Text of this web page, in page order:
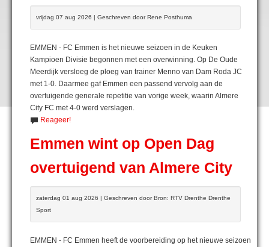
vrijdag 07 aug 2026 | Geschreven door Rene Posthuma
EMMEN - FC Emmen is het nieuwe seizoen in de Keuken
Kampioen Divisie begonnen met een overwinning. Op De Oude
Meerdijk versloeg de ploeg van trainer Menno van Dam Roda JC
met 1-0. Daarmee gaf Emmen een passend vervolg aan de
overtuigende generale repetitie van vorige week, waarin Almere
City FC met 4-0 werd verslagen.
Reageer!
Emmen wint op Open Dag
overtuigend van Almere City
zaterdag 01 aug 2026 | Geschreven door Bron: RTV Drenthe Drenthe
Sport
EMMEN - FC Emmen heeft de voorbereiding op het nieuwe seizoen